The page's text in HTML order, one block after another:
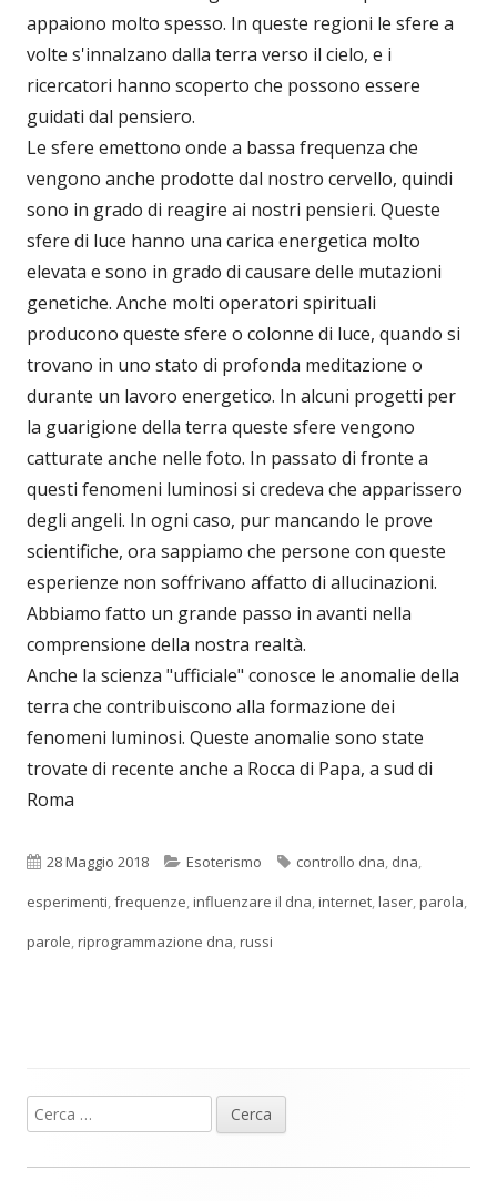
appaiono molto spesso. In queste regioni le sfere a
volte s'innalzano dalla terra verso il cielo, e i
ricercatori hanno scoperto che possono essere
guidati dal pensiero.
Le sfere emettono onde a bassa frequenza che
vengono anche prodotte dal nostro cervello, quindi
sono in grado di reagire ai nostri pensieri. Queste
sfere di luce hanno una carica energetica molto
elevata e sono in grado di causare delle mutazioni
genetiche. Anche molti operatori spirituali
producono queste sfere o colonne di luce, quando si
trovano in uno stato di profonda meditazione o
durante un lavoro energetico. In alcuni progetti per
la guarigione della terra queste sfere vengono
catturate anche nelle foto. In passato di fronte a
questi fenomeni luminosi si credeva che apparissero
degli angeli. In ogni caso, pur mancando le prove
scientifiche, ora sappiamo che persone con queste
esperienze non soffrivano affatto di allucinazioni.
Abbiamo fatto un grande passo in avanti nella
comprensione della nostra realtà.
Anche la scienza "ufficiale" conosce le anomalie della
terra che contribuiscono alla formazione dei
fenomeni luminosi. Queste anomalie sono state
trovate di recente anche a Rocca di Papa, a sud di
Roma
Pubblicato
28 Maggio 2018 Categorie
Esoterismo Tag
controllo dna, dna,
esperimenti,frequenze,influenzare il dna,internet,laser,parola,
parole,riprogrammazione dna,russi
Barra
laterale
Ricerca
per: